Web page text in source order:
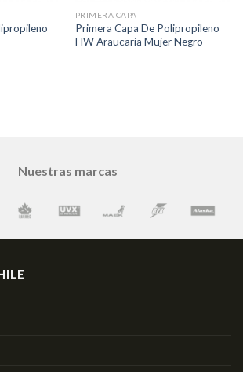
PRIMERA CAPA
Primera Capa De Polipropileno
HW Araucaria Mujer Negro
Nuestras marcas